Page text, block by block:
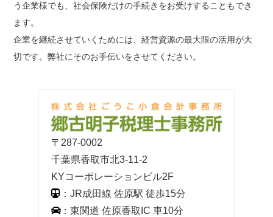
う企業様でも、社会保険だけの手続きをお受けすることもでき
ます。
企業を継続させていくためには、経営資源の最大限の活用が大
切です。弊社にそのお手伝いをさせてください。
〒287-0002
千葉県香取市北3-11-2
KYコーポレーションビル2F
：JR成田線 佐原駅 徒歩15分
：東関道 佐原香取IC 車10分